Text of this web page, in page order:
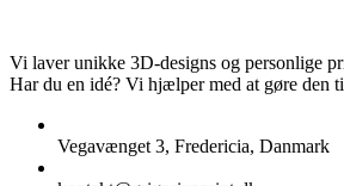
Vi laver unikke 3D-designs og personlige
Har du en idé? Vi hjælper med at gøre den
Vegavænget 3, Fredericia, Danmark